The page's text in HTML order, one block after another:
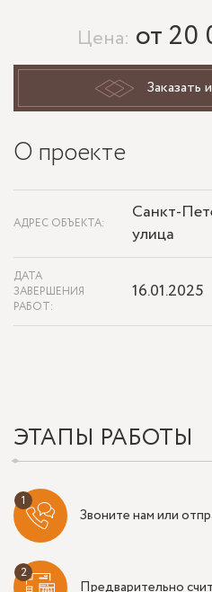
Цена: от 20
Заказать
О проекте
АДРЕС ОБЪЕКТА:
Санкт-
улица
ДАТА
ЗАВЕРШЕНИЯ
РАБОТ:
16.01.2025
ЭТАПЫ РАБОТЫ
Звоните нам или
Предварительно